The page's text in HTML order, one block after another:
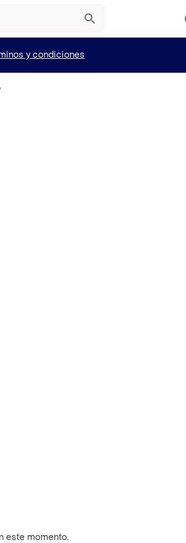
y condiciones
este momento.